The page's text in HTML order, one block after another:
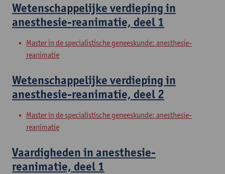
Wetenschappelijke verdieping in
anesthesie-reanimatie, deel 1
Master in de specialistische geneeskunde: anesthesie-
reanimatie
Wetenschappelijke verdieping in
anesthesie-reanimatie, deel 2
Master in de specialistische geneeskunde: anesthesie-
reanimatie
Vaardigheden in anesthesie-
reanimatie, deel 1